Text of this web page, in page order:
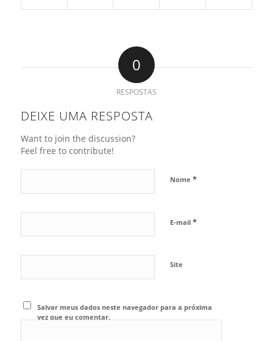
0
RESPOSTAS
DEIXE UMA RESPOSTA
Want to join the discussion?
Feel free to contribute!
Nome *
E-mail *
Site
Salvar meus dados neste navegador para a próxima
vez que eu comentar.